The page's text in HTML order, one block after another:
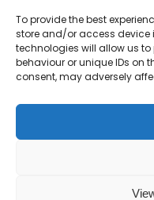
To provide the best
store and/or access device
technologies will allow us
behaviour or unique IDs on
consent, may adversely
Email*
Ονοματεπώνυμο